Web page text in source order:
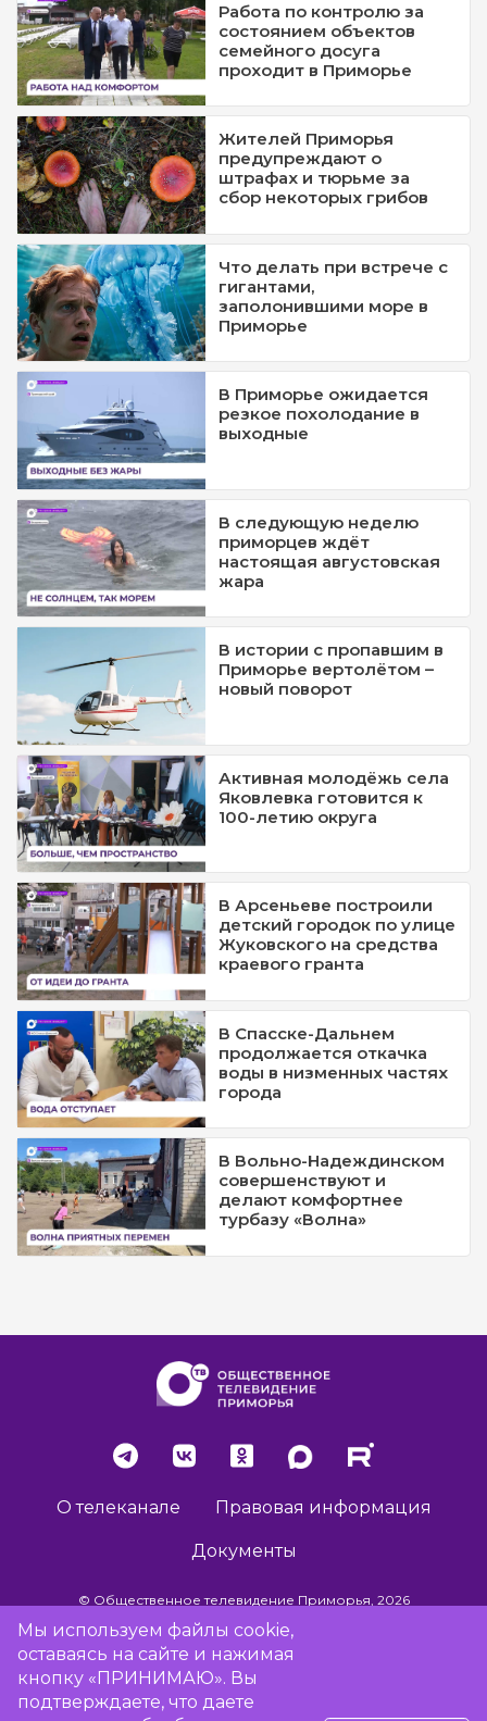
Работа по контролю за
состоянием объектов
семейного досуга
проходит в Приморье
Жителей Приморья
предупреждают о
штрафах и тюрьме за
сбор некоторых грибов
Что делать при встрече с
гигантами,
заполонившими море в
Приморье
В Приморье ожидается
резкое похолодание в
выходные
В следующую неделю
приморцев ждёт
настоящая августовская
жара
В истории с пропавшим в
Приморье вертолётом –
новый поворот
Активная молодёжь села
Яковлевка готовится к
100-летию округа
В Арсеньеве построили
детский городок по улице
Жуковского на средства
краевого гранта
В Спасске-Дальнем
продолжается откачка
воды в низменных частях
города
В Вольно-Надеждинском
совершенствуют и
делают комфортнее
турбазу «Волна»
О телеканале Правовая информация
Документы
© Общественное телевидение Приморья, 2026
Разработка сайта -
Мы используем файлы cookie,
оставаясь на сайте и нажимая
кнопку «ПРИНИМАЮ». Вы
подтверждаете, что даете